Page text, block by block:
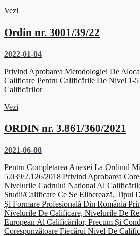
Vezi
Ordin nr. 3001/39/22
2022-01-04
Privind Aprobarea Metodologiei De
Calificare Pentru Calificările De Nivel 1-
Calificărilor
Vezi
ORDIN nr. 3.861/360/2021
2021-06-08
Pentru Completarea Anexei La Ordinul
5.039/2.126/2018 Privind Aprobarea
Nivelurile Cadrului Național Al
Studii/calificare Ce Se Eliberează, Tipul
Și Formare Profesională Din România
Nivelurile De Calificare, Nivelurile De
European Al Calificărilor, Precum Și
Corespunzătoare Fiecărui Nivel De